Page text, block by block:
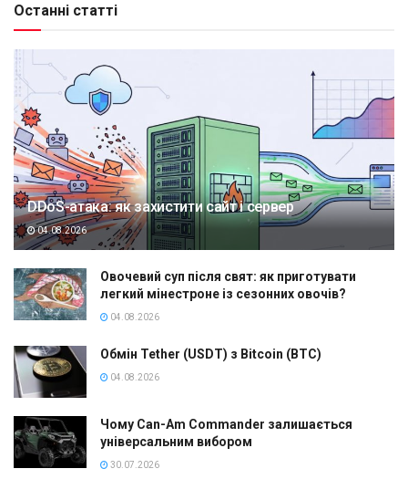
Останні статті
DDoS-атака: як захистити сайт і сервер
04.08.2026
Овочевий суп після свят: як приготувати
легкий мінестроне із сезонних овочів?
04.08.2026
Обмін Tether (USDT) з Bitcoin (BTC)
04.08.2026
Чому Can-Am Commander залишається
універсальним вибором
30.07.2026